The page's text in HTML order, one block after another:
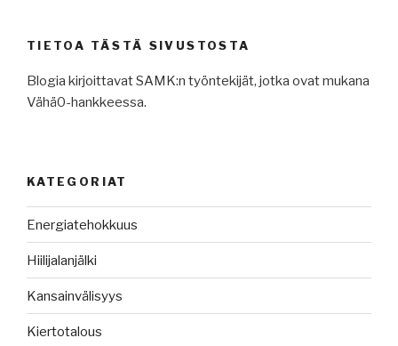
TIETOA TÄSTÄ SIVUSTOSTA
Blogia kirjoittavat SAMK:n työntekijät, jotka ovat mukana
Vähä0-hankkeessa.
KATEGORIAT
Energiatehokkuus
Hiilijalanjälki
Kansainvälisyys
Kiertotalous